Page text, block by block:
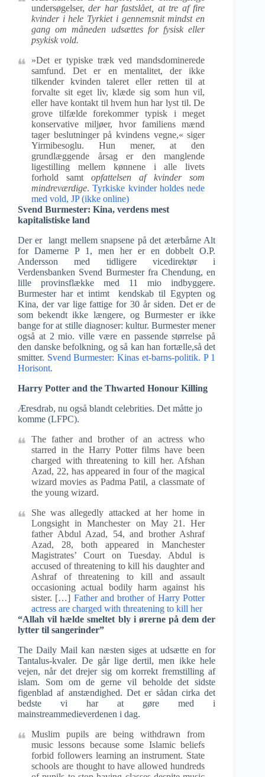
undersøgelser,der har fastslået, at tre af fire
kvinder i hele Tyrkiet i gennemsnit mindst en
gang om måneden udsættes for fysisk eller
psykisk vold.
»Det er typiske træk ved mandsdominerede
samfund. Det er en mentalitet, der ikke
tilkender kvinden taleret eller retten til at
forvalte sit eget liv, klæde sig som hun vil,
eller have kontakt til hvem hun har lyst til. De
grove tilfælde forekommer typisk i meget
konservative miljøer, hvor familiens mænd
tager beslutninger på kvindens vegne,« siger
Yirmibesoglu. Hun mener, at den
grundlæggende årsag er den manglende
ligestilling mellem kønnene i alle livets
forhold samtopfattelsen af kvinder som
mindreværdige. Tyrkiske kvinder holdes nede
med vold, JP (ikke online)
Svend Burmester: Kina, verdens mest
kapitalistiske land
Der er langt mellem snapsene på det æterbårne Alt
for Damerne P 1, men her er en dobbelt O.P.
Andersson med tidligere vicedirektør i
Verdensbanken Svend Burmester fra Chendung, en
lille provinsflække med 11 mio indbyggere.
Burmester har et intimt kendskab til Egypten og
Kina, der var lige fattige for 30 år siden. Det er de
som bekendt ikke længere, og Burmester er ikke
bange for at stille diagnoser: kultur. Burmester mener
også at 2 mio. ville være en passende størrelse på
den danske befolkning, og så kan han fortælle,så det
smitter. Svend Burmester: Kinas et-barns-politik. P 1
Horisont.
Harry Potter and the Thwarted Honour Killing
Æresdrab, nu også blandt celebrities. Det måtte jo
komme (LFPC).
The father and brother of an actress who
starred in the Harry Potter films have been
charged with threatening to kill her. Afshan
Azad, 22, has appeared in four of the magical
wizard movies as Padma Patil, a classmate of
the young wizard.
She was allegedly attacked at her home in
Longsight in Manchester on May 21. Her
father Abdul Azad, 54, and brother Ashraf
Azad, 28, both appeared in Manchester
Magistrates’ Court on Tuesday. Abdul is
accused of threatening to kill his daughter and
Ashraf of threatening to kill and assault
occasioning actual bodily harm against his
sister. […] Father and brother of Harry Potter
actress are charged with threatening to kill her
“Allah vil hælde smeltet bly i ørerne på dem der
lytter til sangerinder”
The Daily Mail kan næsten siges at udsætte en for
Tantalus-kvaler. De går lige dertil, men ikke hele
vejen, når det drejer sig om korrekt fremstilling af
islam. Som om de gerne vil beholde det sidste
figenblad af anstændighed. Det er sådan cirka det
bedste vi har at gøre med i
mainstreammedieverdenen i dag.
Muslim pupils are being withdrawn from
music lessons because some Islamic beliefs
forbid followers learning an instrument. State
schools are thought to have allowed hundreds